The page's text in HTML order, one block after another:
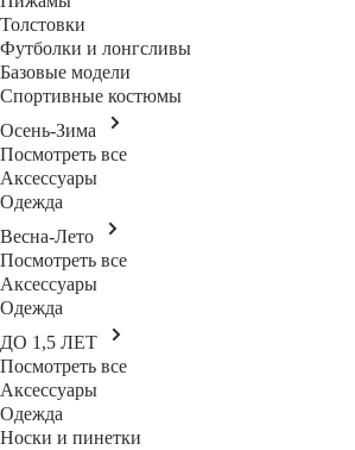
Толстовки
Футболки и лонгсливы
Базовые модели
Спортивные костюмы
Осень-Зима
Посмотреть все
Аксессуары
Одежда
Весна-Лето
Посмотреть все
Аксессуары
Одежда
ДО 1,5 ЛЕТ
Посмотреть все
Аксессуары
Одежда
Носки и пинетки